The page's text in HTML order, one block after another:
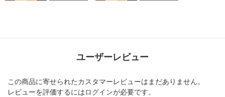
ユーザーレビュー
この商品に寄せられたカスタマーレビューはまだありません。
レビューを評価するにはログインが必要です。